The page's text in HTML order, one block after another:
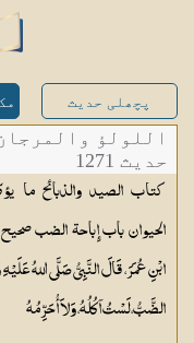
پچھلی حدیث
اللولؤ
حدیث 1271
كتاب الصيد والذبائح ما
الحيوان باب إِباحة الضب
ابْنِ عُمَرَ، قَالَ النَّبِيُّ صَلَّى اللهُ
الضَّبُّ، لَسْتُ آكُلُهُ، وَلاَ أُحَرِّمُهُ